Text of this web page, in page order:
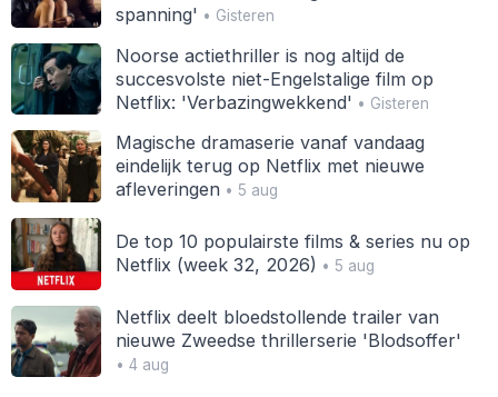
spanning' • Gisteren
Noorse actiethriller is nog altijd de
succesvolste niet-Engelstalige film op
Netflix: 'Verbazingwekkend' • Gisteren
Magische dramaserie vanaf vandaag
eindelijk terug op Netflix met nieuwe
afleveringen• 5 aug
De top 10 populairste films & series nu op
Netflix (week 32, 2026) • 5 aug
Netflix deelt bloedstollende trailer van
nieuwe Zweedse thrillerserie 'Blodsoffer'
• 4 aug